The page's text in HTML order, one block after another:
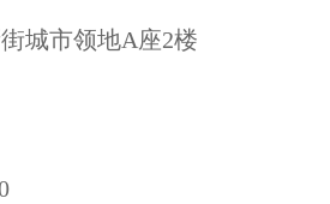
城市领地A座2楼